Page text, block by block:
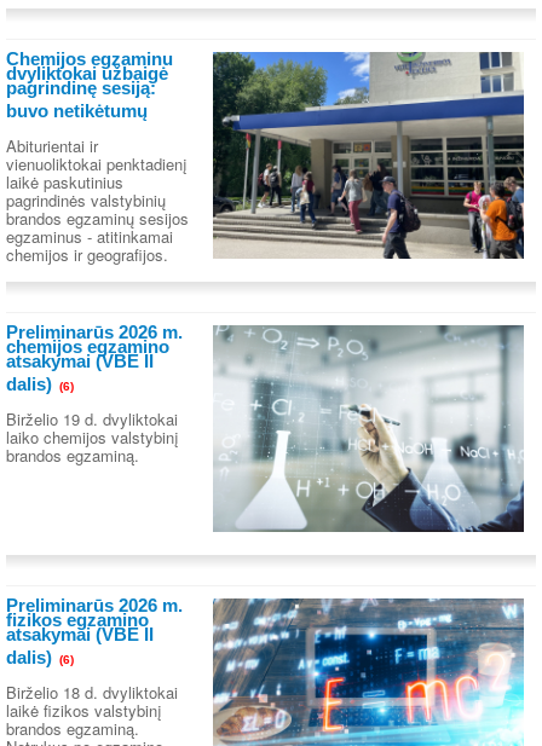
Chemijos egzaminu
dvyliktokai užbaigė
pagrindinę sesiją:
buvo netikėtumų
Abiturientai ir
vienuoliktokai penktadienį
laikė paskutinius
pagrindinės valstybinių
brandos egzaminų sesijos
egzaminus - atitinkamai
chemijos ir geografijos.
Preliminarūs 2026 m.
chemijos egzamino
atsakymai (VBE II
dalis) (6)
Birželio 19 d. dvyliktokai
laiko chemijos valstybinį
brandos egzaminą.
Preliminarūs 2026 m.
fizikos egzamino
atsakymai (VBE II
dalis) (6)
Birželio 18 d. dvyliktokai
laikė fizikos valstybinį
brandos egzaminą.